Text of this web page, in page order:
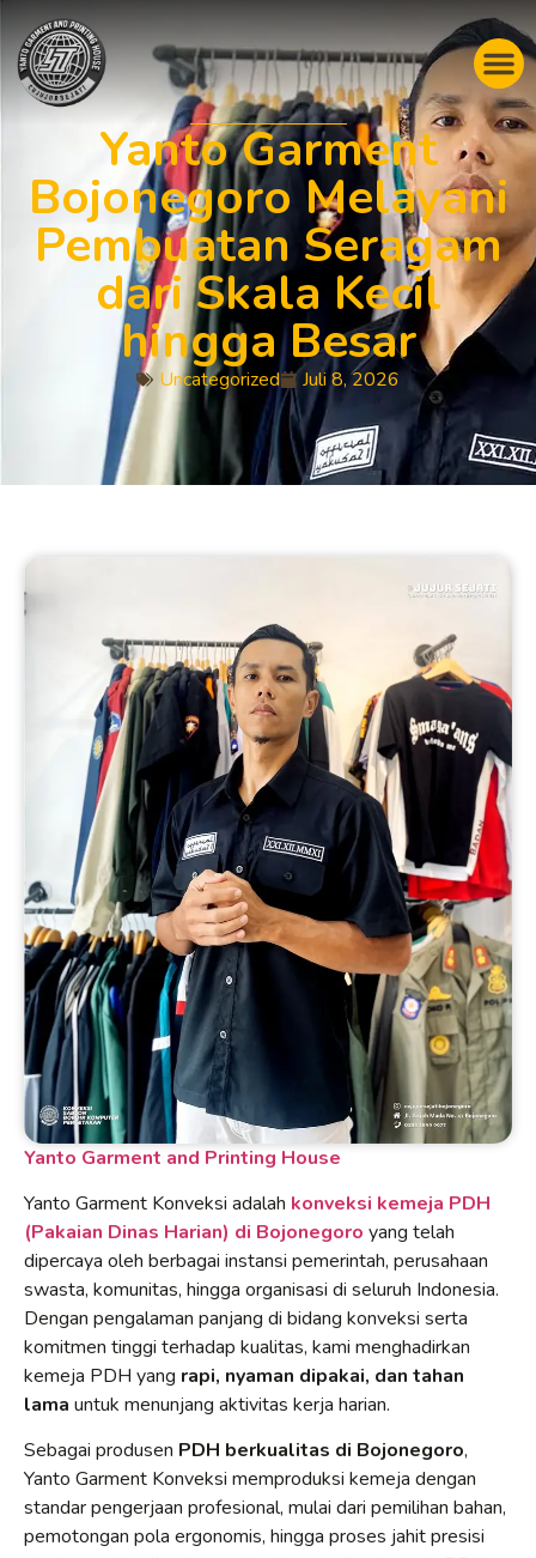
Yanto Garment
Bojonegoro Melayani
Pembuatan Seragam
dari Skala Kecil
hingga Besar
Uncategorized Juli 8, 2026
Yanto Garment and Printing House
Yanto Garment Konveksi adalah konveksi kemeja PDH
(Pakaian Dinas Harian) di Bojonegoro yang telah
dipercaya oleh berbagai instansi pemerintah, perusahaan
swasta, komunitas, hingga organisasi di seluruh Indonesia.
Dengan pengalaman panjang di bidang konveksi serta
komitmen tinggi terhadap kualitas, kami menghadirkan
kemeja PDH yang rapi, nyaman dipakai, dan tahan
lama untuk menunjang aktivitas kerja harian.
Sebagai produsen PDH berkualitas di Bojonegoro,
Yanto Garment Konveksi memproduksi kemeja dengan
standar pengerjaan profesional, mulai dari pemilihan bahan,
pemotongan pola ergonomis, hingga proses jahit presisi